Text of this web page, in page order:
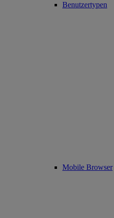
Benutzertypen
Mobile Browser